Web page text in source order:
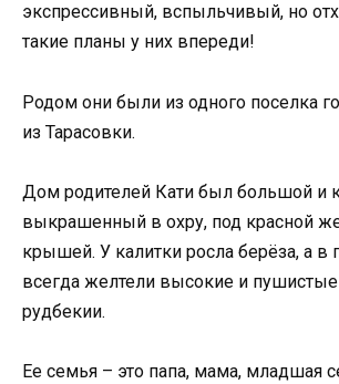
экспрессивный, вспыльчивый, но
такие планы у них впереди!
Родом они были из одного поселка
из Тарасовки.
Дом родителей Кати был большой и
выкрашенный в охру, под красной
крышей. У калитки росла берёза, а в
всегда желтели высокие и
рудбекии.
Ее семья – это папа, мама, младшая